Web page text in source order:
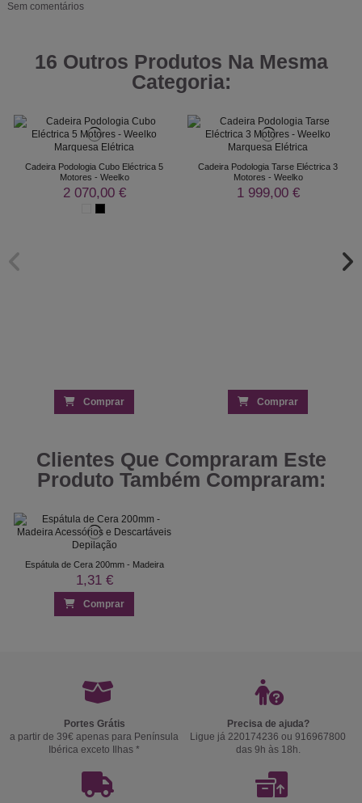
Sem comentários
16 Outros Produtos Na Mesma
Categoria:
Cadeira Podologia Cubo Eléctrica 5
Motores - Weelko
2 070,00 €
Comprar
Cadeira Podologia Tarse Eléctrica 3
Motores - Weelko
1 999,00 €
Comprar
Clientes Que Compraram Este
Produto Também Compraram:
Espátula de Cera 200mm - Madeira
1,31 €
Comprar
Portes Grátis
a partir de 39€ apenas para Península
Ibérica exceto Ilhas *
Precisa de ajuda?
Ligue já 220174236 ou 916967800
das 9h às 18h.